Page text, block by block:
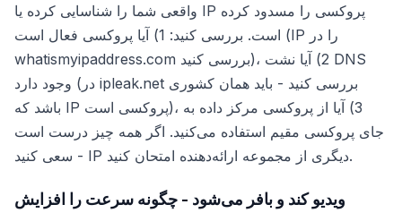
واقعی شما را شناسایی کرده یا IP پروکسی را مسدود کرده
است. بررسی کنید: 1) آیا پروکسی فعال است (IP را در
whatismyipaddress.com بررسی کنید)، 2) آیا نشت DNS
وجود دارد (در ipleak.net بررسی کنید - باید همان کشوری
باشد که IP پروکسی است)، 3) آیا از پروکسی مرکز داده به
جای پروکسی مقیم استفاده می‌کنید. اگر همه چیز درست است
- سعی کنید IP دیگری از مجموعه ارائه‌دهنده امتحان کنید.
ویدیو کند و بافر می‌شود - چگونه سرعت را افزایش